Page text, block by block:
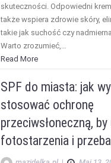
skuteczności. Odpowiedni
także wspiera zdrowie skóry,
takie jak suchość czy
Warto zrozumieć,…
Read More
SPF do miasta: jak
stosować ochronę
przeciwsłoneczną, by
fotostarzenia i